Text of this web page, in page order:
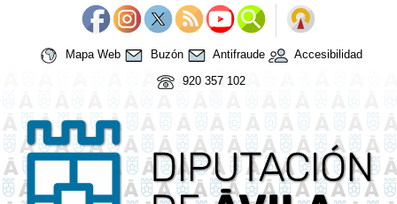
Mapa Web Buzón Antifraude
Accesibilidad
920 357 102